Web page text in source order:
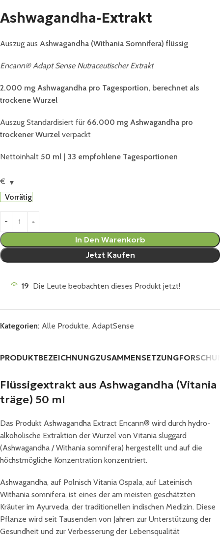
Ashwagandha-Extrakt
Auszug aus Ashwagandha (Withania Somnifera) flüssig
Encann® Adapt Sense Nutraceutischer Extrakt
2.000 mg Ashwagandha pro Tagesportion, berechnet als
trockene Wurzel
Auszug Standardisiert für 66.000 mg Ashwagandha pro
trockener Wurzel verpackt
Nettoinhalt 50 ml | 33 empfohlene Tagesportionen
€
Vorrätig
In Den Warenkorb
Jetzt Kaufen
19 Die Leute beobachten dieses Produkt jetzt!
Kategorien: Alle Produkte, AdaptSense
PRODUKTBEZEICHNUNGZUSAMMENSETZUNG
Flüssigextrakt aus Ashwagandha (Vitania
träge) 50 ml
Das Produkt Ashwagandha Extract Encann® wird durch hydro-
alkoholische Extraktion der Wurzel von Vitania sluggard
(Ashwagandha / Withania somnifera) hergestellt und auf die
höchstmögliche Konzentration konzentriert.
Ashwagandha, auf Polnisch Vitania Ospala, auf Lateinisch
Withania somnifera, ist eines der am meisten geschätzten
Kräuter im Ayurveda, der traditionellen indischen Medizin. Diese
Pflanze wird seit Tausenden von Jahren zur Unterstützung der
Gesundheit und zur Verbesserung der Lebensqualität